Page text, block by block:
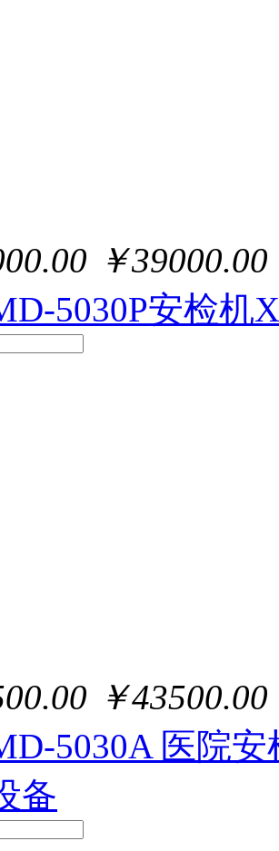
￥39000.00
5030P安检机
￥43500.00
5030A 医院
备